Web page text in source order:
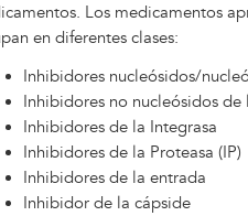
Los medicamentos
en diferentes clases:
Inhibidores nucleósidos/
Inhibidores no nucleósidos de
Inhibidores de la Integrasa
Inhibidores de la Proteasa (IP)
Inhibidores de la entrada
Inhibidor de la cápside